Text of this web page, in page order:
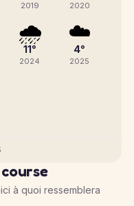
2019 2020
🌧️
11°
2024
☁️
4°
2025
à quoi ressemblera